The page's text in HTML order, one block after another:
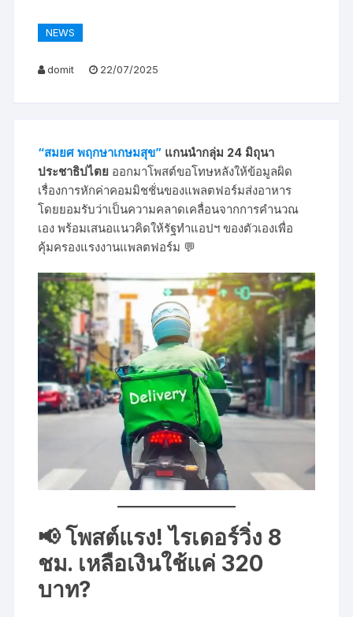
NEWS
domit 22/07/2025
“สมยศ พฤกษาเกษมสุข” แกนนำกลุ่ม 24 มิถุนา
ประชาธิปไตย ออกมาโพสต์ขอโทษหลังให้ข้อมูลผิด
เรื่องการหักค่าคอมมิชชั่นของแพลตฟอร์มส่งอาหาร
โดยยอมรับว่าเป็นความคลาดเคลื่อนจากการคำนวณ
เอง พร้อมเสนอแนวคิดให้รัฐทำแอปฯ ของตัวเองเพื่อ
คุ้มครองแรงงานแพลตฟอร์ม 💬
📢 โพสต์แรง! ไรเดอร์วิ่ง 8
ชม. เหลือเงินใช้แค่ 320
บาท?